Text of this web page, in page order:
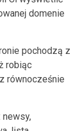
domenie
pochodzą z
robiąc
równocześnie
newsy,